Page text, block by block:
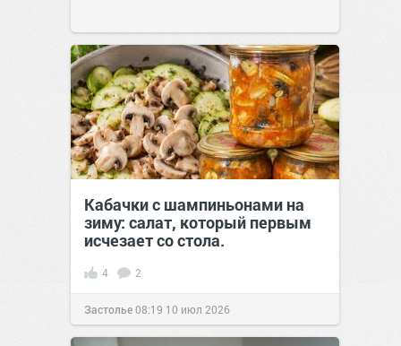
Кабачки с шампиньонами на
зиму: салат, который первым
исчезает со стола.
4 2
Застолье08:19 10 июл 2026